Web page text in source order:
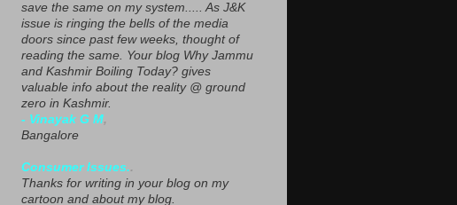
save the same on my system..... As J&K
issue is ringing the bells of the media
doors since past few weeks, thought of
reading the same. Your blog Why Jammu
and Kashmir Boiling Today? gives
valuable info about the reality @ ground
zero in Kashmir.
- Vinayak G M,
Bangalore
Consumer Issues..
Thanks for writing in your blog on my
cartoon and about my blog.